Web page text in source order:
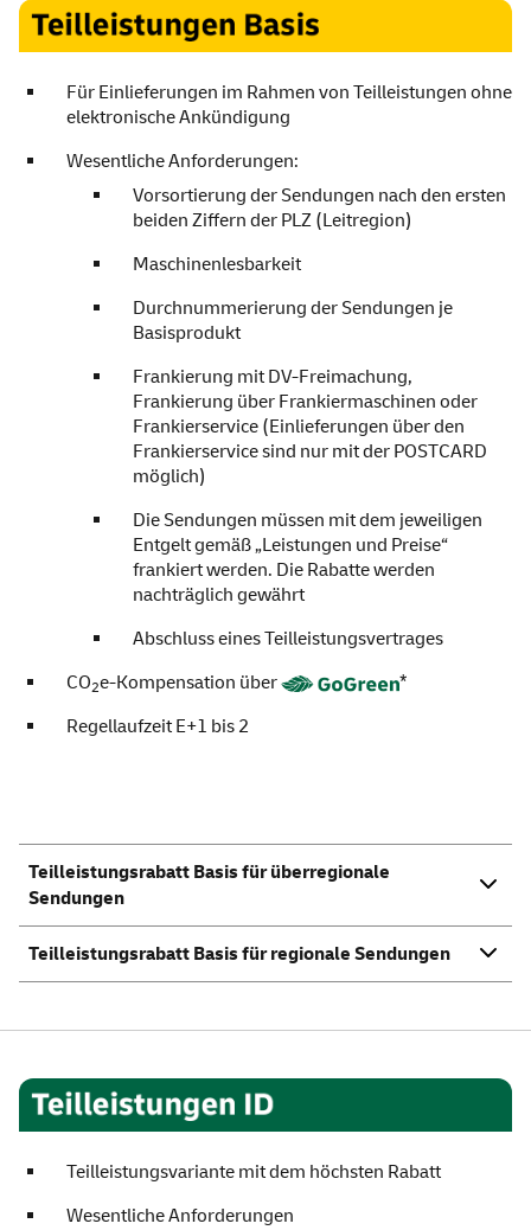
Teilleistungen Basis
Für Einlieferungen im Rahmen von Teilleistungen ohne
elektronische Ankündigung
Wesentliche Anforderungen:
Vorsortierung der Sendungen nach den ersten
beiden Ziffern der PLZ (Leitregion)
Maschinenlesbarkeit
Durchnummerierung der Sendungen je
Basisprodukt
Frankierung mit DV-Freimachung,
Frankierung über Frankiermaschinen oder
Frankierservice (Einlieferungen über den
Frankierservice sind nur mit der POSTCARD
möglich)
Die Sendungen müssen mit dem jeweiligen
Entgelt gemäß „Leistungen und Preise“
frankiert werden. Die Rabatte werden
nachträglich gewährt
Abschluss eines Teilleistungsvertrages
CO2e-Kompensation über
*
Regellaufzeit E+1 bis 2
Teilleistungsrabatt Basis für überregionale
Sendungen
Teilleistungsrabatt Basis für regionale Sendungen
Teilleistungen ID
Teilleistungsvariante mit dem höchsten Rabatt
Wesentliche Anforderungen